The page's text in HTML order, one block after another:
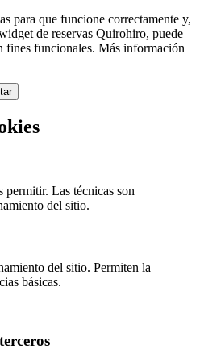
para que funcione correctamente y,
de reservas Quirohiro, puede
fines funcionales. Más información
permitir. Las técnicas son
del sitio.
del sitio. Permiten la
básicas.